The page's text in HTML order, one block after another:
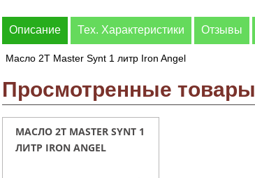
Описание Тех. Характеристики Отзывы
Масло 2T Master Synt 1 литр Iron Angel
Просмотренные товары
МАСЛО 2T MASTER SYNT 1
ЛИТР IRON ANGEL